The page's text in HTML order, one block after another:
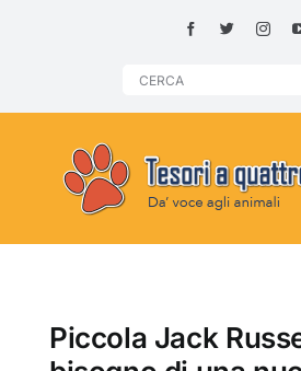
Search
HOME
Piccola Jack